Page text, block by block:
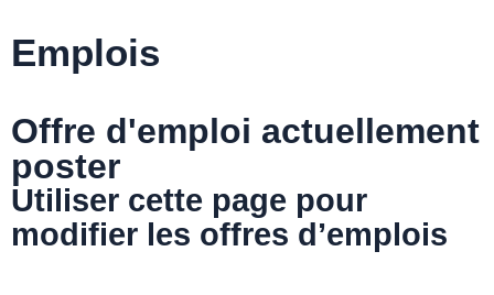
Emplois
Offre d'emploi actuellement
poster
Utiliser cette page pour
modifier les offres d’emplois